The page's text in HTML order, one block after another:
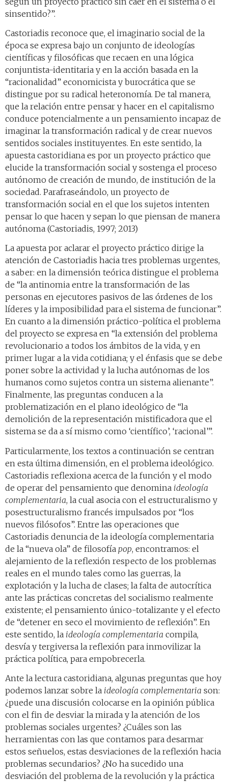
sinsentido?”.
Castoriadis reconoce que, el imaginario social de la
época se expresa bajo un conjunto de ideologías
científicas y filosóficas que recaen en una lógica
conjuntista-identitaria y en la acción basada en la
“racionalidad” economicista y burocrática que se
distingue por su radical heteronomía. De tal manera,
que la relación entre pensar y hacer en el capitalismo
conduce potencialmente a un pensamiento incapaz de
imaginar la transformación radical y de crear nuevos
sentidos sociales instituyentes. En este sentido, la
apuesta castoridiana es por un proyecto práctico que
elucide la transformación social y sostenga el proceso
autónomo de creación de mundo, de institución de la
sociedad. Parafraseándolo, un proyecto de
transformación social en el que los sujetos intenten
pensar lo que hacen y sepan lo que piensan de manera
autónoma (Castoriadis, 1997; 2013)
La apuesta por aclarar el proyecto práctico dirige la
atención de Castoriadis hacia tres problemas urgentes,
a saber: en la dimensión teórica distingue el problema
de “la antinomia entre la transformación de las
personas en ejecutores pasivos de las órdenes de los
líderes y la imposibilidad para el sistema de funcionar”.
En cuanto a la dimensión práctico-política el problema
del proyecto se expresa en “la extensión del problema
revolucionario a todos los ámbitos de la vida, y en
primer lugar a la vida cotidiana; y el énfasis que se debe
poner sobre la actividad y la lucha autónomas de los
humanos como sujetos contra un sistema alienante”.
Finalmente, las preguntas conducen a la
problematización en el plano ideológico de “la
demolición de la representación mistificadora que el
sistema se da a sí mismo como ‘científico’, ‘racional’”.
Particularmente, los textos a continuación se centran
en esta última dimensión, en el problema ideológico.
Castoriadis reflexiona acerca de la función y el modo
de operar del pensamiento que denomina ideología
complementaria, la cual asocia con el estructuralismo y
posestructuralismo francés impulsados por “los
nuevos filósofos”. Entre las operaciones que
Castoriadis denuncia de la ideología complementaria
de la “nueva ola” de filosofía pop, encontramos: el
alejamiento de la reflexión respecto de los problemas
reales en el mundo tales como las guerras, la
explotación y la lucha de clases; la falta de autocrítica
ante las prácticas concretas del socialismo realmente
existente; el pensamiento único-totalizante y el efecto
de “detener en seco el movimiento de reflexión”. En
este sentido, la ideología complementaria compila,
desvía y tergiversa la reflexión para inmovilizar la
práctica política, para empobrecerla.
Ante la lectura castoridiana, algunas preguntas que hoy
podemos lanzar sobre la ideología complementaria son:
¿puede una discusión colocarse en la opinión pública
con el fin de desviar la mirada y la atención de los
problemas sociales urgentes? ¿Cuáles son las
herramientas con las que contamos para desarmar
estos señuelos, estas desviaciones de la reflexión hacia
problemas secundarios? ¿No ha sucedido una
desviación del problema de la revolución y la práctica